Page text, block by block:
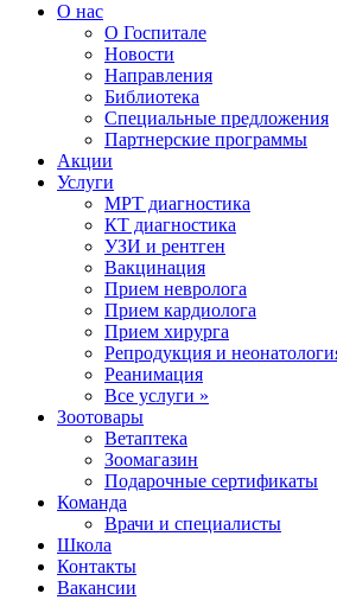
О нас
О Госпитале
Новости
Направления
Библиотека
Специальные предложения
Партнерские программы
Акции
Услуги
МРТ диагностика
КТ диагностика
УЗИ и рентген
Вакцинация
Прием невролога
Прием кардиолога
Прием хирурга
Репродукция и
Реанимация
Все услуги »
Зоотовары
Ветаптека
Зоомагазин
Подарочные сертификаты
Команда
Врачи и специалисты
Школа
Контакты
Вакансии